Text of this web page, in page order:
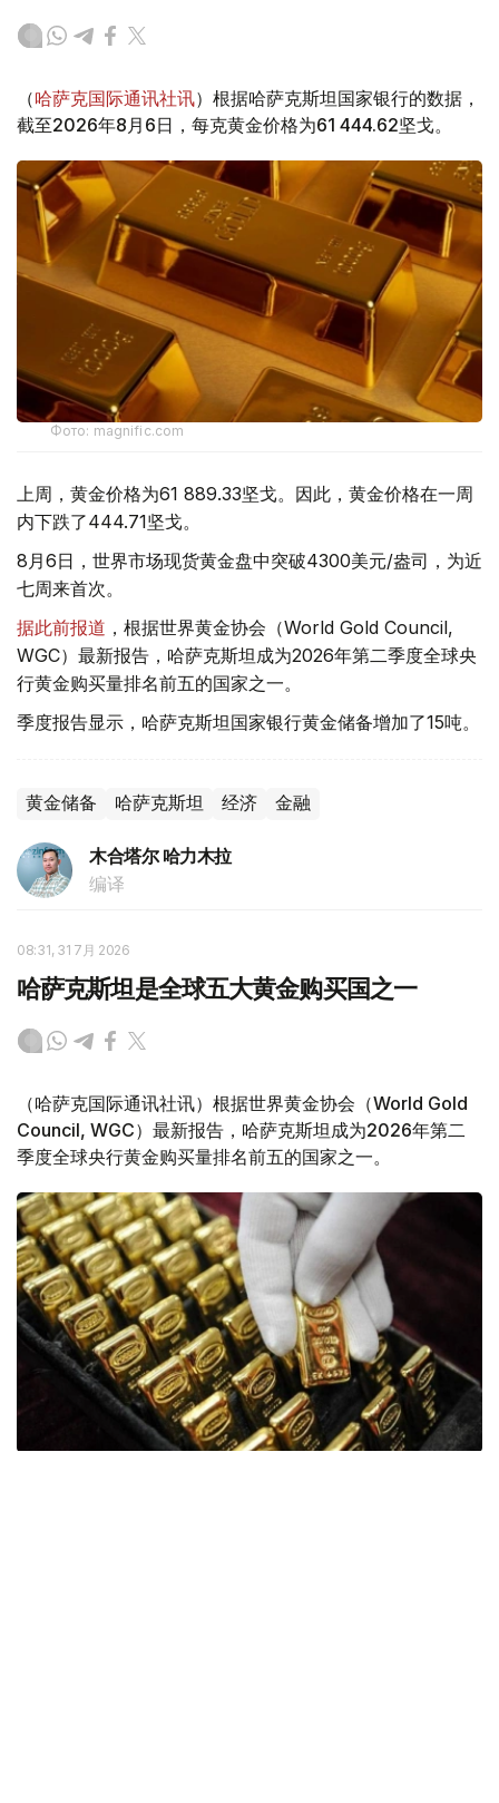
（哈萨克国际通讯社讯）根据哈萨克斯坦国家银行的数据，
截至2026年8月6日，每克黄金价格为61 444.62坚戈。
Фото: magnific.com
上周，黄金价格为61 889.33坚戈。因此，黄金价格在一周
内下跌了444.71坚戈。
8月6日，世界市场现货黄金盘中突破4300美元/盎司，为近
七周来首次。
据此前报道 ，根据世界黄金协会（World Gold Council,
WGC）最新报告，哈萨克斯坦成为2026年第二季度全球央
行黄金购买量排名前五的国家之一。
季度报告显示，哈萨克斯坦国家银行黄金储备增加了15吨。
黄金储备 哈萨克斯坦 经济 金融
木合塔尔 哈力木拉
编译
08:31, 31 7月 2026
哈萨克斯坦是全球五大黄金购买国之一
（哈萨克国际通讯社讯）根据世界黄金协会（World Gold
Council, WGC）最新报告，哈萨克斯坦成为2026年第二
季度全球央行黄金购买量排名前五的国家之一。